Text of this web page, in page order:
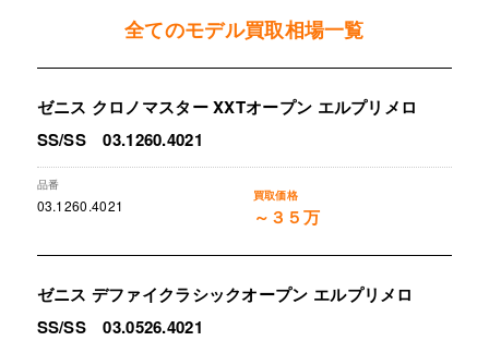
全てのモデル買取相場一覧
ゼニス クロノマスター XXTオープン エルプリメロ
SS/SS 03.1260.4021
03.1260.4021 ～３５万
ゼニス デファイクラシックオープン エルプリメロ
SS/SS 03.0526.4021